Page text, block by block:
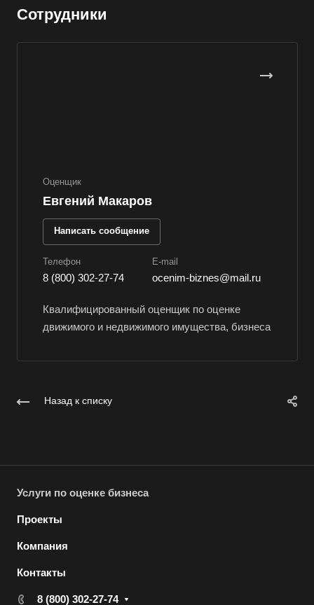
Сотрудники
Оценщик
Евгений Макаров
Написать сообщение
Телефон
8 (800) 302-27-74
E-mail
ocenim-biznes@mail.ru
Квалифицированный оценщик по оценке
движимого и недвижимого имущества, бизнеса
Назад к списку
Услуги по оценке бизнеса
Проекты
Компания
Контакты
8 (800) 302-27-74
Верхняя Пышма
Вологда
Волоколамск
Волосово
Вольск
Вязьма
Вятские Поляны
Гай
Гатчина